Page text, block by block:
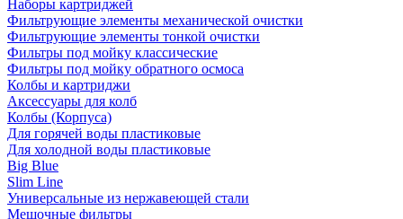
Наборы картриджей
Фильтрующие элементы механической очистки
Фильтрующие элементы тонкой очистки
Фильтры под мойку классические
Фильтры под мойку обратного осмоса
Колбы и картриджи
Аксессуары для колб
Колбы (Корпуса)
Для горячей воды пластиковые
Для холодной воды пластиковые
Big Blue
Slim Line
Универсальные из нержавеющей стали
Мешочные фильтры